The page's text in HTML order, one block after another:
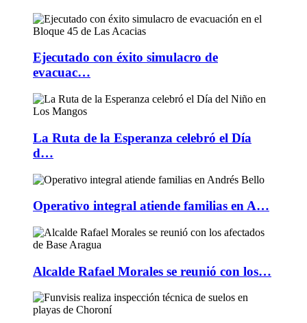
Ejecutado con éxito simulacro de
evacuac…
La Ruta de la Esperanza celebró el Día
d…
Operativo integral atiende familias en A…
Alcalde Rafael Morales se reunió con los…